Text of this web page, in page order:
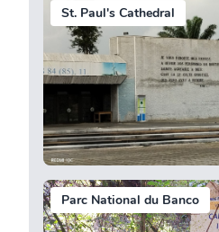
St. Paul's Cathedral
Parc National du Banco